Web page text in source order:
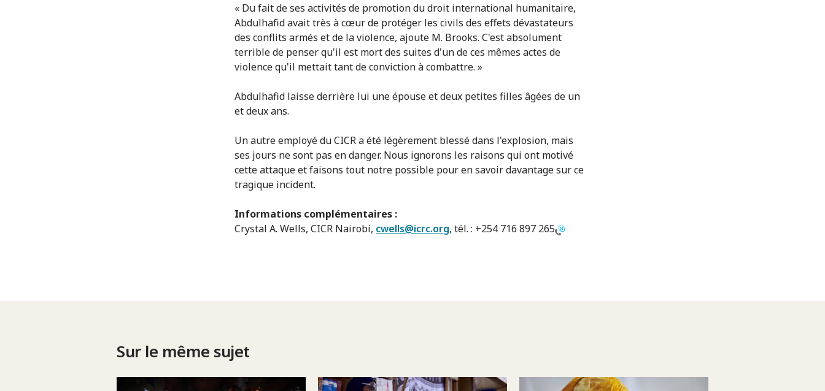
« Du fait de ses activités de promotion du droit international humanitaire,
Abdulhafid avait très à cœur de protéger les civils des effets dévastateurs
des conflits armés et de la violence, ajoute M. Brooks. C'est absolument
terrible de penser qu'il est mort des suites d'un de ces mêmes actes de
violence qu'il mettait tant de conviction à combattre. »
Abdulhafid laisse derrière lui une épouse et deux petites filles âgées de un
et deux ans.
Un autre employé du CICR a été légèrement blessé dans l'explosion, mais
ses jours ne sont pas en danger. Nous ignorons les raisons qui ont motivé
cette attaque et faisons tout notre possible pour en savoir davantage sur ce
tragique incident.
Informations complémentaires :
Crystal A. Wells, CICR Nairobi, cwells@icrc.org, tél. : +254 716 897 265
Sur le même sujet